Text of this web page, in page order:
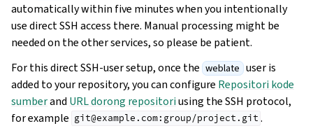
automatically within five minutes when you intentionally
use direct SSH access there. Manual processing might be
needed on the other services, so please be patient.
For this direct SSH-user setup, once the weblate user is
added to your repository, you can configure Repositori kode
sumberand URL dorong repositoriusing the SSH protocol,
for example git@example.com:group/project.git .